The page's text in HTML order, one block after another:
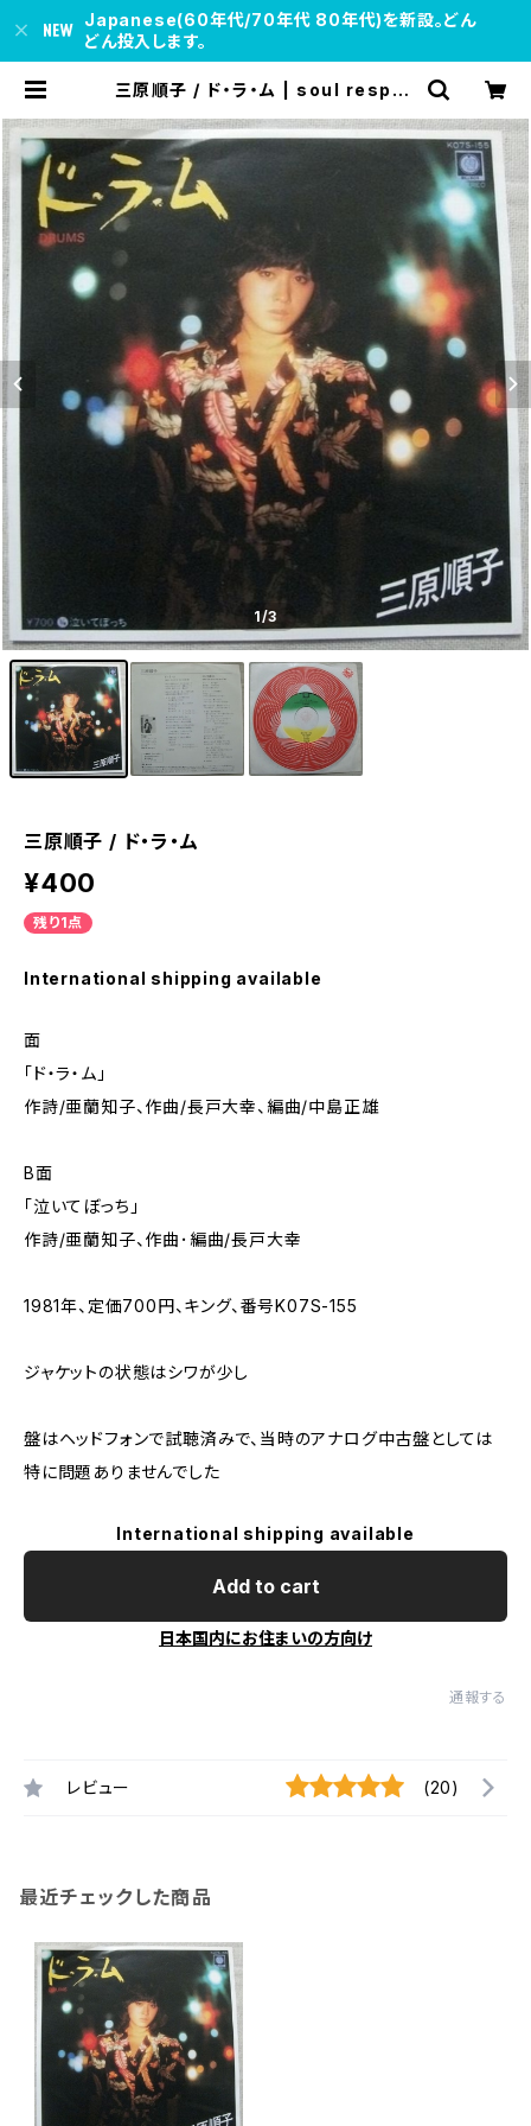
Japanese(60年代/70年代 80年代)を新設。どん
どん投入します。
三原順子 / ド・ラ・ム | soul respec
1/3
三原順子 / ド・ラ・ム
¥400
残り1点
International shipping available
面
「ド・ラ・ム」
作詩/亜蘭知子、作曲/長戸大幸、編曲/中島正雄
B面
「泣いてぼっち」
作詩/亜蘭知子、作曲･編曲/長戸大幸
1981年、定価700円、キング、番号K07S-155
ジャケットの状態はシワが少し
盤はヘッドフォンで試聴済みで、当時のアナログ中古盤としては
特に問題ありませんでした
International shipping available
Add to cart
日本国内にお住まいの方向け
通報する
レビュー (20)
最近チェックした商品